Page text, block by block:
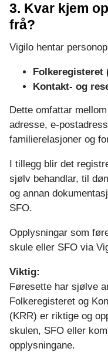
3. Kvar kjem
frå?
Vigilo hentar
Folkeregisteret
Kontakt- og
Dette omfattar
adresse, e-
familierelasjoner og
I tillegg blir det
sjølv behandlar, til
og annan
SFO.
Opplysningar som
skule eller SFO via
Viktig:
Føresette har sjølve
Folkeregisteret og
(KRR) er riktige og
skulen, SFO eller
opplysningane.